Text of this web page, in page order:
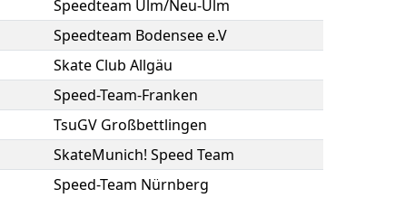
Speedteam Ulm/Neu-Ulm
Speedteam Bodensee e.V
Skate Club Allgäu
Speed-Team-Franken
TsuGV Großbettlingen
SkateMunich! Speed Team
Speed-Team Nürnberg